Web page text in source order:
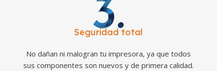
Seguridad total
No dañan ni malogran tu impresora, ya que todos
sus componentes son nuevos y de primera calidad.